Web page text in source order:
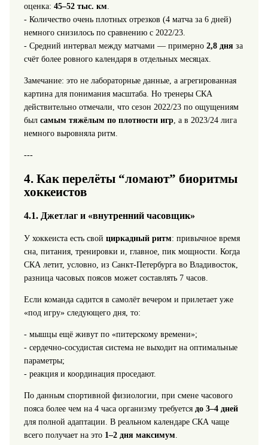
оценка: 45–52 тыс. км
- Количество очень плотных отрезков (4 матча за 6 дней)
немного снизилось по сравнению с 2022/23.
- Средний интервал между матчами — примерно 2,8 дняза
счёт более ровного календаря в отдельных месяцах.
Замечание: это не лабораторные данные, а агрегированная
картина для понимания масштаба. Но тренеры СКА
действительно отмечали, что сезон 2022/23 по ощущениям
был самым тяжёлым по плотности игр, а в 2023/24 лига
немного выровняла ритм.
---
4. Как перелёты “ломают” биоритмы
хоккеистов
4.1. Джетлаг и «внутренний часовщик»
У хоккеиста есть свой циркадный ритм: привычное время
сна, питания, тренировки и, главное, пик мощности. Когда
СКА летит, условно, из Санкт‑Петербурга во Владивосток,
разница часовых поясов может составлять 7 часов.
Если команда садится в самолёт вечером и прилетает уже
«под игру» следующего дня, то:
- мышцы ещё живут по «питерскому времени»;
- сердечно‑сосудистая система не выходит на оптимальные
параметры;
- реакция и координация проседают.
По данным спортивной физиологии, при смене часового
пояса более чем на 4 часа организму требуется до 3–4 дней
для полной адаптации. В реальном календаре СКА чаще
всего получает на это 1–2 дня максимум